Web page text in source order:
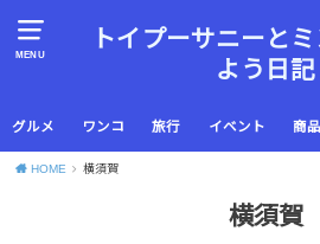
MENU
トイプーサニーと
よう日記
グルメ ワンコ 旅行 イベント 商
HOME 横須賀
横須賀